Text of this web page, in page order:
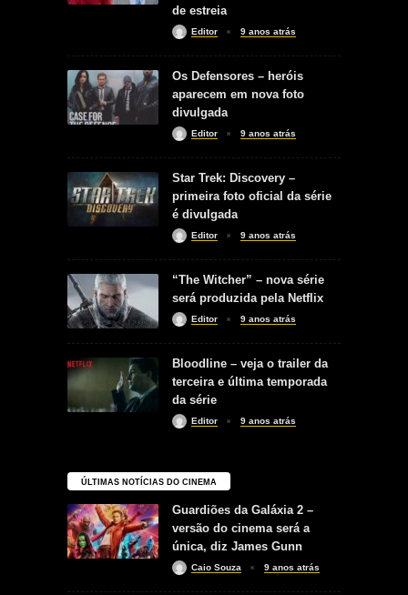
de estreia
Editor 9 anos atrás
Os Defensores – heróis
aparecem em nova foto
divulgada
Editor 9 anos atrás
Star Trek: Discovery –
primeira foto oficial da série
é divulgada
Editor 9 anos atrás
“The Witcher” – nova série
será produzida pela Netflix
Editor 9 anos atrás
Bloodline – veja o trailer da
terceira e última temporada
da série
Editor 9 anos atrás
ÚLTIMAS NOTÍCIAS DO CINEMA
Guardiões da Galáxia 2 –
versão do cinema será a
única, diz James Gunn
Caio Souza 9 anos atrás